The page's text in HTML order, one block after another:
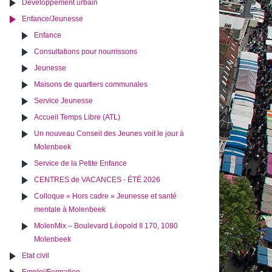
Développement urbain
Enfance/Jeunesse
Enfance
Consultations pour nourrissons
Jeunesse
Maisons de quartiers communales
Service Jeunesse
Accueil Temps Libre (ATL)
Un nouveau Conseil des Jeunes voit le jour à
Molenbeek
Service de la Petite Enfance
CENTRES de VACANCES - ÉTÉ 2026
Colloque « Hors cadre » Jeunesse et santé
mentale à Molenbeek
MolenMix – Boulevard Léopold II 170, 1080
Molenbeek
Etat civil